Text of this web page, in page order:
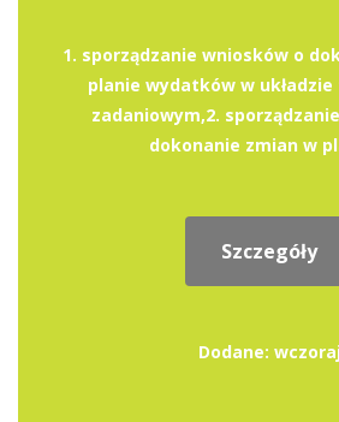
1. sporządzanie wniosków o
planie wydatków w
zadaniowym,2.
dokonanie zmian w
Szczegóły
Dodane: